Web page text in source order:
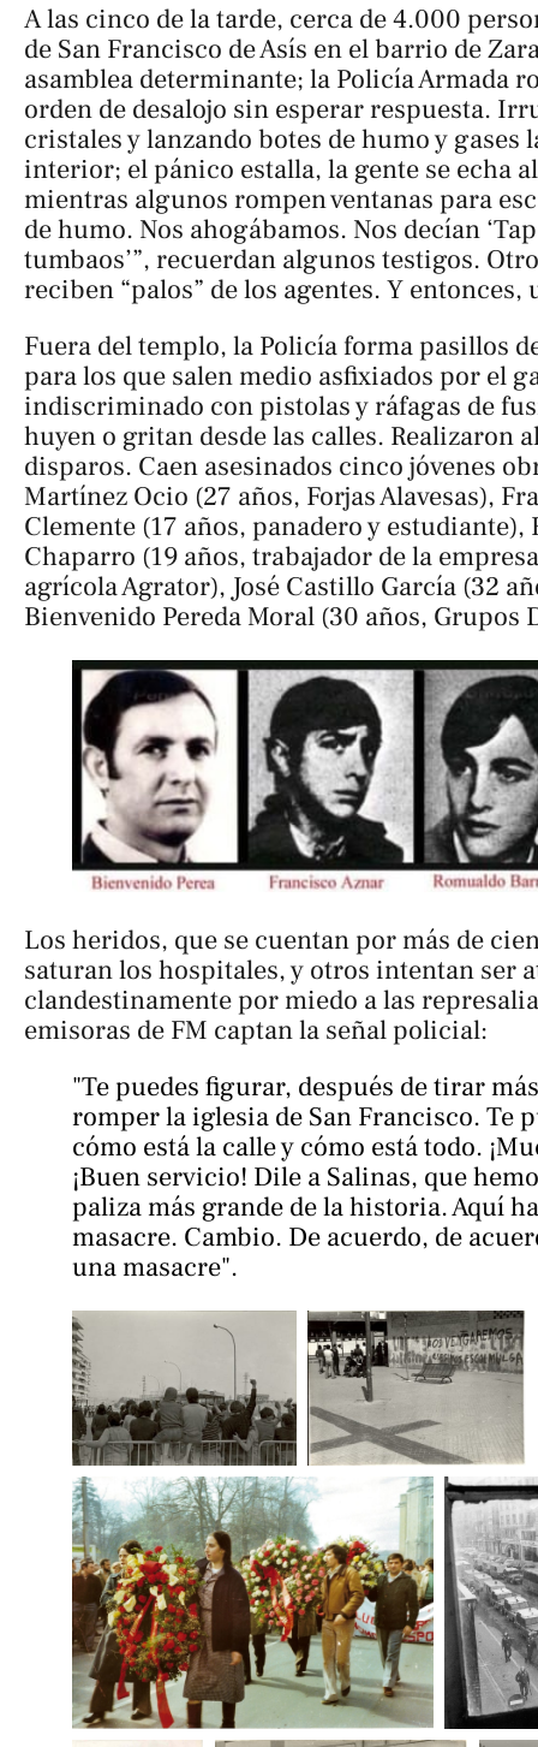
A las cinco de la tarde, cerca de 4.000
de San Francisco de Asís en el barrio de
asamblea determinante; la Policía Armada
orden de desalojo sin esperar respuesta.
cristales y lanzando botes de humo y gases
interior; el pánico estalla, la gente se echa
mientras algunos rompen ventanas para
de humo. Nos ahogábamos. Nos decían
tumbaos’”, recuerdan algunos testigos.
reciben “palos” de los agentes. Y entonces,
Fuera del templo, la Policía forma pasillos
para los que salen medio asfixiados por el
indiscriminado con pistolas y ráfagas de
huyen o gritan desde las calles. Realizaron
disparos. Caen asesinados cinco jóvenes
Martínez Ocio (27 años, Forjas Alavesas),
Clemente (17 años, panadero y estudiante),
Chaparro (19 años, trabajador de la
agrícola Agrator), José Castillo García (32
Bienvenido Pereda Moral (30 años, Grupos
Los heridos, que se cuentan por más de
saturan los hospitales, y otros intentan ser
clandestinamente por miedo a las
emisoras de FM captan la señal policial:
"Te puedes figurar, después de tirar
romper la iglesia de San Francisco. Te
cómo está la calle y cómo está todo.
¡Buen servicio! Dile a Salinas, que
paliza más grande de la historia. Aquí
masacre. Cambio. De acuerdo, de
una masacre".